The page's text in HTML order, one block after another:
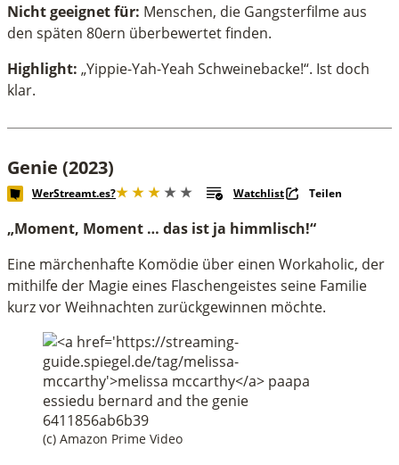
Nicht geeignet für: Menschen, die Gangsterfilme aus
den späten 80ern überbewertet finden.
Highlight: „Yippie-Yah-Yeah Schweinebacke!“. Ist doch
klar.
Genie (2023)
WerStreamt.es? Watchlist Teilen
„Moment, Moment … das ist ja himmlisch!“
Eine märchenhafte Komödie über einen Workaholic, der
mithilfe der Magie eines Flaschengeistes seine Familie
kurz vor Weihnachten zurückgewinnen möchte.
(c) Amazon Prime Video